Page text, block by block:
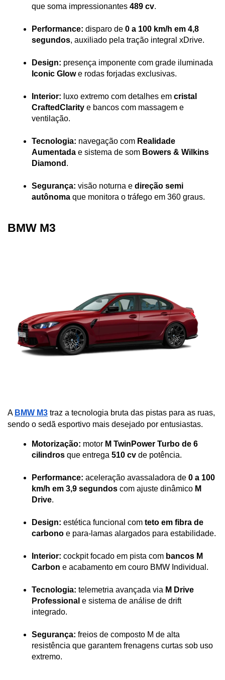
que soma impressionantes 489 cv.
Performance: disparo de 0 a 100 km/h em 4,8
segundos, auxiliado pela tração integral xDrive.
Design:
Iconic Glow e rodas forjadas exclusivas.
Interior: luxo extremo com detalhes em cristal
CraftedClarity e bancos com massagem e
ventilação.
Tecnologia: navegação com Realidade
Aumentada e sistema de som Bowers & Wilkins
Diamond .
Segurança: visão noturna e direção semi
autônoma que monitora o tráfego em 360 graus.
BMW M3
A BMW M3 traz a tecnologia bruta das pistas para as ruas,
sendo o sedã esportivo mais desejado por entusiastas.
Motorização: motor M TwinPower Turbo de 6
cilindros que entrega 510 cv de potência.
Performance: aceleração avassaladora de 0 a 100
km/h em 3,9 segundos com ajuste dinâmico M
Drive.
Design: estética funcional com teto em fibra de
carbono e para-lamas alargados para estabilidade.
Interior: cockpit focado em pista com bancos M
Carbon e acabamento em couro BMW Individual.
Tecnologia: telemetria avançada via M Drive
Professional e sistema de análise de drift
integrado.
Segurança: freios de composto M de alta
resistência que garantem frenagens curtas sob uso
extremo.